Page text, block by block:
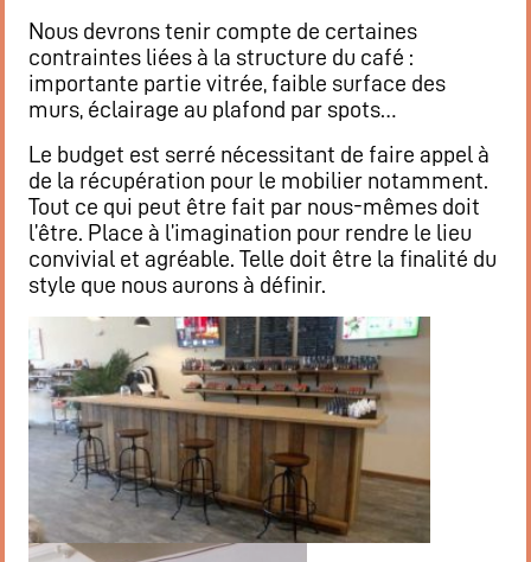
Nous devrons tenir compte de certaines
contraintes liées à la structure du café :
importante partie vitrée, faible surface des
murs, éclairage au plafond par spots…
Le budget est serré nécessitant de faire appel à
de la récupération pour le mobilier notamment.
Tout ce qui peut être fait par nous-mêmes doit
l’être. Place à l’imagination pour rendre le lieu
convivial et agréable. Telle doit être la finalité du
style que nous aurons à définir.